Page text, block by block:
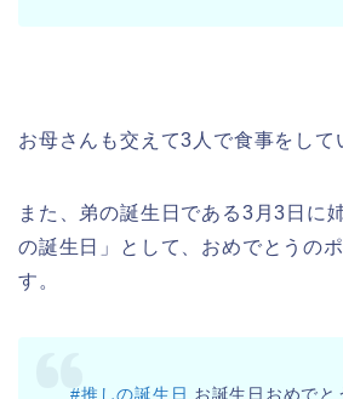
お母さんも交えて3人で食事をして
また、弟の誕生日である3月3日に
の誕生日」として、おめでとうの
す。
#推しの誕生日 お誕生日おめでと